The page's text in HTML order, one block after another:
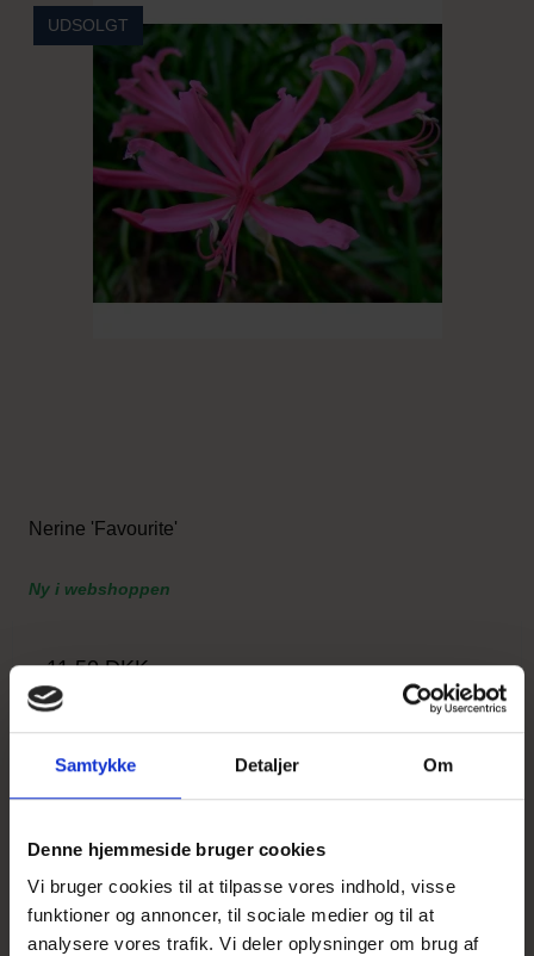
Samtykke Detaljer Om
Denne hjemmeside bruger cookies
Vi bruger cookies til at tilpasse vores indhold, visse
funktioner og annoncer, til sociale medier og til at
analysere vores trafik. Vi deler oplysninger om brug af
UDSOLGT
Nerine 'Favourite'
Ny i webshoppen
11,50 DKK
UDSOLGT